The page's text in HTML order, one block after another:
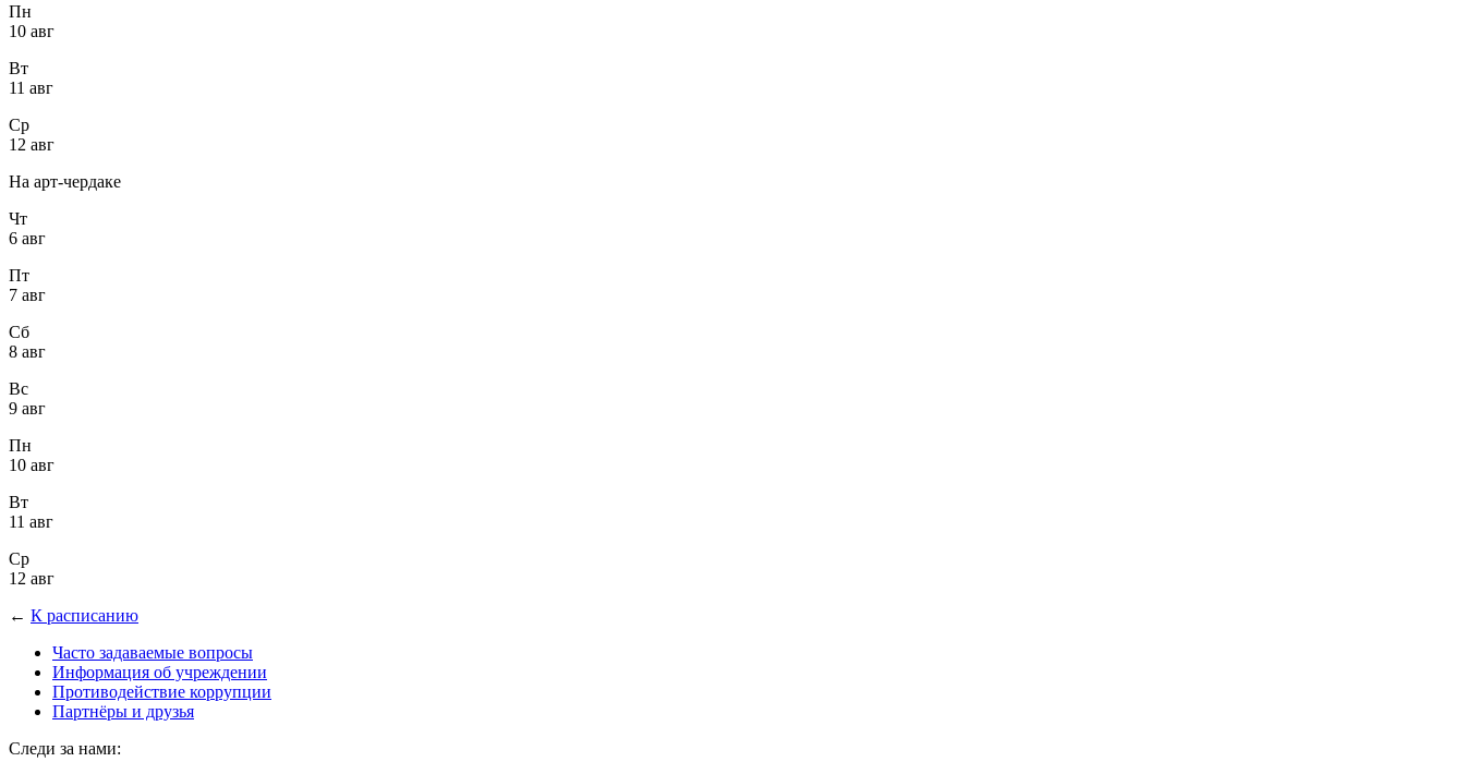
Пн
10 авг
Вт
11 авг
Ср
12 авг
На арт-чердаке
Чт
6 авг
Пт
7 авг
Сб
8 авг
Вс
9 авг
Пн
10 авг
Вт
11 авг
Ср
12 авг
← К расписанию
Часто задаваемые вопросы
Информация об учреждении
Противодействие коррупции
Партнёры и друзья
Следи за нами: